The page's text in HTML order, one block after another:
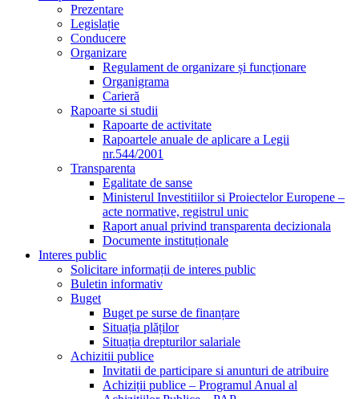
Prezentare
Legislație
Conducere
Organizare
Regulament de organizare și funcționare
Organigrama
Carieră
Rapoarte si studii
Rapoarte de activitate
Rapoartele anuale de aplicare a Legii
nr.544/2001
Transparenta
Egalitate de sanse
Ministerul Investitiilor si Proiectelor Europene –
acte normative, registrul unic
Raport anual privind transparenta decizionala
Documente instituționale
Interes public
Solicitare informații de interes public
Buletin informativ
Buget
Buget pe surse de finanțare
Situația plăților
Situația drepturilor salariale
Achizitii publice
Invitatii de participare si anunturi de atribuire
Achiziții publice – Programul Anual al